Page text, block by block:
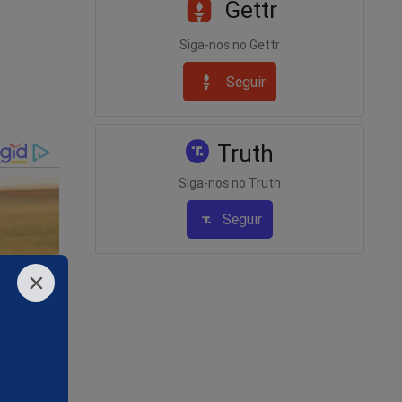
×
Gettr
Siga-nos no Gettr
Seguir
Truth
Siga-nos no Truth
Seguir